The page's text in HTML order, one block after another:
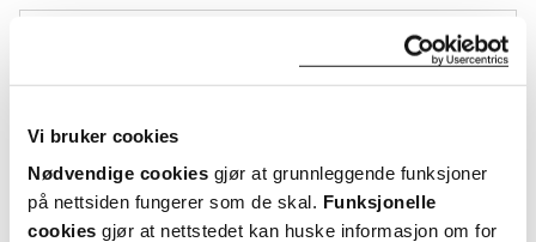
Vi bruker cookies
Nødvendige cookies gjør at grunnleggende funksjoner
på nettsiden fungerer som de skal. Funksjonelle
cookies gjør at nettstedet kan huske informasjon om for
2 anmeldelser
5 stjerner
4 stjerner